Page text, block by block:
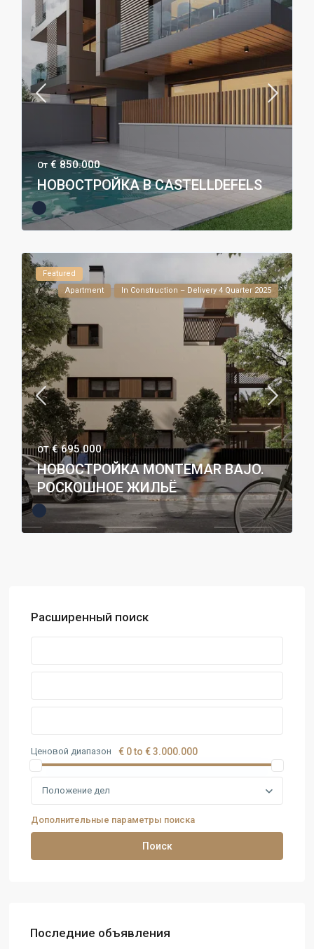
От € 850.000
НОВОСТРОЙКА В CASTELLDEFELS
Featured
Apartment
In Construction – Delivery 4 Quarter 2025
ОТ€ 695.000
НОВОСТРОЙКА MONTEMAR BAJO.
РОСКОШНОЕ ЖИЛЬЁ
Расширенный поиск
Ценовой диапазон € 0 to € 3.000.000
Положение дел
Дополнительные параметры поиска
Поиск
Последние объявления